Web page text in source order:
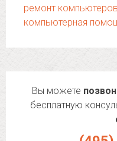
ремонт
компьютерная
Вы можете
бесплатную